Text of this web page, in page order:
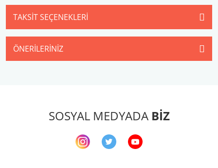
TAKSIT SEÇENEKLERI
ÖNERILERINIZ
SOSYAL MEDYADA BİZ